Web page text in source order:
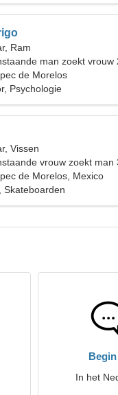
Ram
man zoekt vrouw
de Morelos
Psychologie
Vissen
vrouw zoekt man
de Morelos, Mexico
Skateboarden
In het